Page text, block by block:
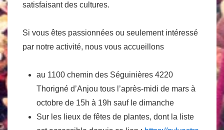
satisfaisant des cultures.
Si vous êtes passionnées ou seulement intéressé
par notre activité, nous vous accueillons
au 1100 chemin des Séguinières 4220
Thorigné d’Anjou tous l’après-midi de mars à
octobre de 15h à 19h sauf le dimanche
Sur les lieux de fêtes de plantes, dont la liste